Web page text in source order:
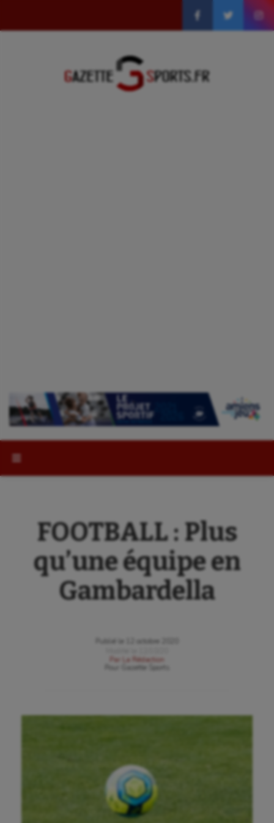
FOOTBALL : Plus
qu’une équipe en
Gambardella
Publié le
12 octobre 2020
Par
La Rédaction
Gazette Sports